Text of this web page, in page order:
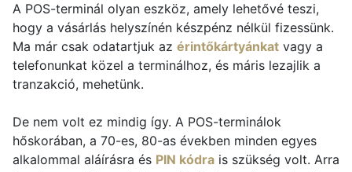
A POS-terminál olyan eszköz, amely lehetővé teszi,
hogy a vásárlás helyszínén készpénz nélkül fizessünk.
Ma már csak odatartjuk az érintőkártyánkat vagy a
telefonunkat közel a terminálhoz, és máris lezajlik a
tranzakció, mehetünk.
De nem volt ez mindig így. A POS-terminálok
hőskorában, a 70-es, 80-as években minden egyes
alkalommal aláírásra és PIN kódra is szükség volt. Arra